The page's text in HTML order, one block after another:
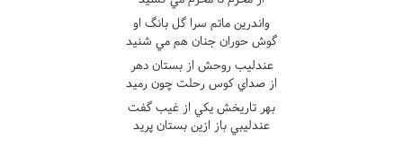
واندرين ماتم سرا گل بانگ او
گوش حوران جنان هم مي شنيد
عندليب روحش از بستان دهر
از صداي کوس رحلت چون رميد
بهر تاريخش يکي از غيب گفت
عندليبي باز ازين بستان پريد